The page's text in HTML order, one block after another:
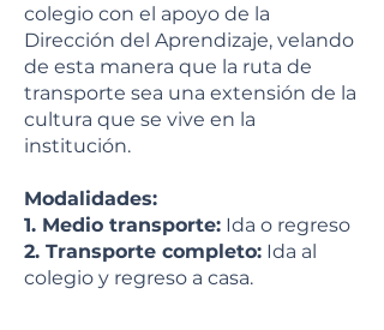
colegio con el apoyo de la
Dirección del Aprendizaje, velando
de esta manera que la ruta de
transporte sea una extensión de la
cultura que se vive en la
institución.
Modalidades:
1. Medio transporte: Ida o regreso
2. Transporte completo: Ida al
colegio y regreso a casa.